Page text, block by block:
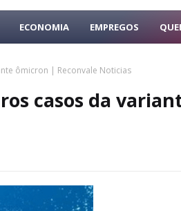
ECONOMIA EMPREGOS
ômicron | Reconvale Noticias
casos da